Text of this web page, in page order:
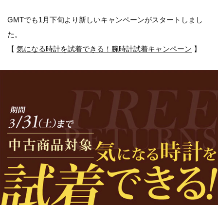
GMTでも1月下旬より新しいキャンペーンがスタートしまし
た。
【 気になる時計を試着できる！腕時計試着キャンペーン 】